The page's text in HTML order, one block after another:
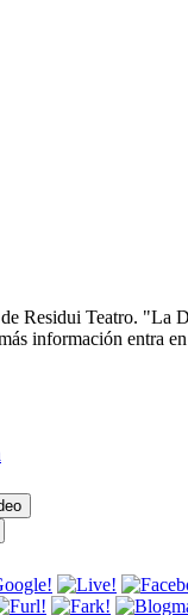
Residui Teatro. "La
información entra